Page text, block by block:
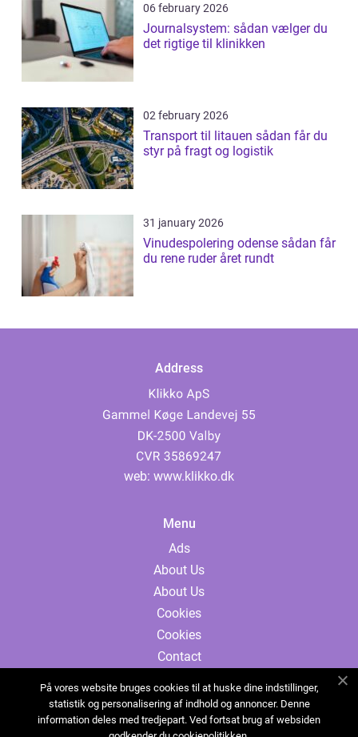
06 february 2026
Journalsystem: sådan vælger du
det rigtige til klinikken
02 february 2026
Transport til litauen sådan får du
styr på fragt og logistik
31 january 2026
Vinudespolering odense sådan får
du rene ruder året rundt
Address
web: www.klikko.dk
Menu
Ads
About Us
About Us
Cookies
Cookies
Contact
Sitemap
Sitemap
På vores website bruges cookies til at huske dine indstillinger,
statistik og personalisering af indhold og annoncer. Denne
information deles med tredjepart. Ved fortsat brug af websiden